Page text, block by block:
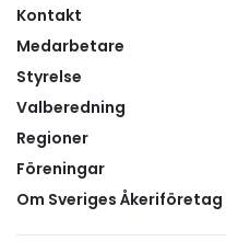
upp till
medicinkostnader
för resor i samband
sjukhuset, vilket
anhörig kunde
viktigt.– Vilken
ringde vårdplaneringen
Kontakt
Medarbetare
Styrelse
Valberedning
Regioner
Föreningar
Om Sveriges Åkeriföretag